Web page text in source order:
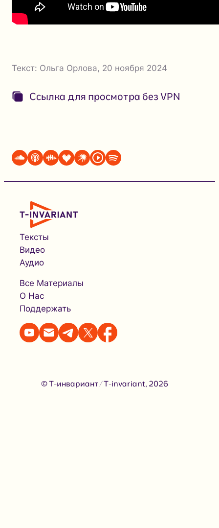
Текст: Ольга Орлова, 20 ноября 2024
Ссылка для просмотра без VPN
Тексты
Видео
Аудио
Все Материалы
О Нас
Поддержать
© Т-инвариант / T-invariant, 2026